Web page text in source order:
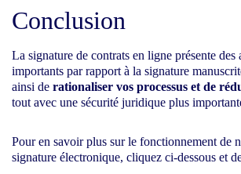
Conclusion
La signature de contrats en ligne présente des
importants par rapport à la signature
ainsi de rationaliser vos processus et de
tout avec une sécurité juridique plus
Pour en savoir plus sur le fonctionnement de
signature électronique, cliquez ci-dessous et